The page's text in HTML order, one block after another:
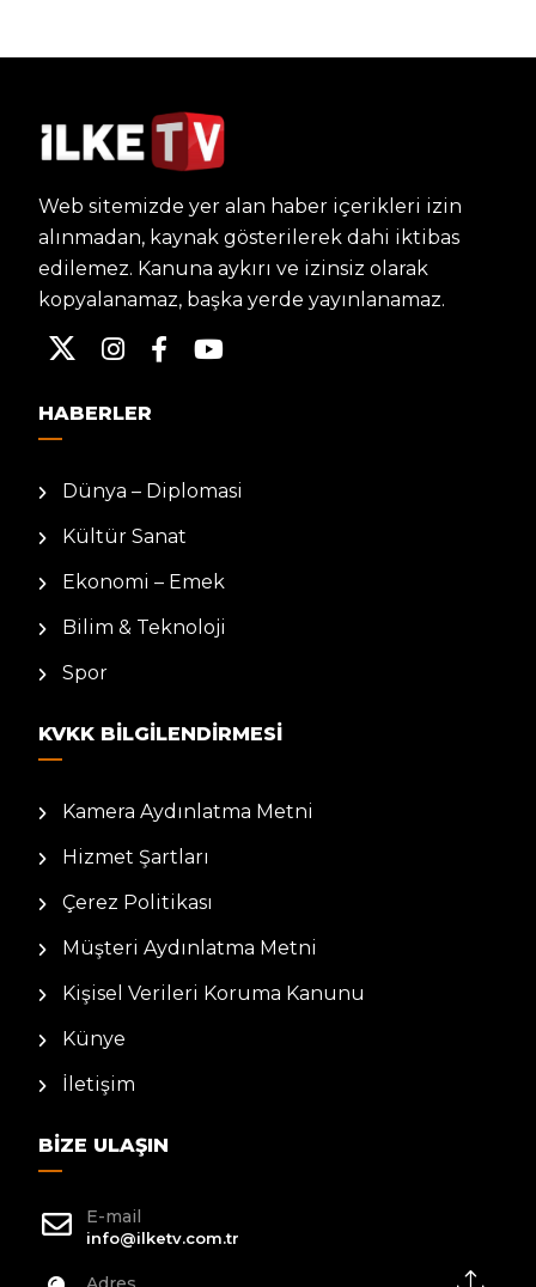
Web sitemizde yer alan haber içerikleri izin
alınmadan, kaynak gösterilerek dahi iktibas
edilemez. Kanuna aykırı ve izinsiz olarak
kopyalanamaz, başka yerde yayınlanamaz.
HABERLER
Dünya – Diplomasi
Kültür Sanat
Ekonomi – Emek
Bilim & Teknoloji
Spor
KVKK BILGILENDIRMESI
Kamera Aydınlatma Metni
Hizmet Şartları
Çerez Politikası
Müşteri Aydınlatma Metni
Kişisel Verileri Koruma Kanunu
Künye
İletişim
BIZE ULAŞIN
E-mail
info@ilketv.com.tr